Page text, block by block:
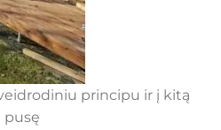
principu ir į kitą
pusę